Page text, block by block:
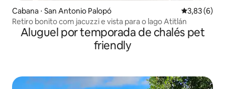
Cabana ⋅ San Antonio Palopó 3,83 de
3,83 (6)
Retiro bonito com jacuzzi e vista para o lago Atitlán
Aluguel por temporada de chalés pet
friendly